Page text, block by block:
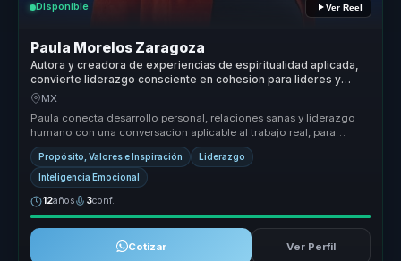
Disponible Ver Reel
Paula Morelos Zaragoza
Autora y creadora de experiencias de espiritualidad aplicada,
convierte liderazgo consciente en cohesion para lideres y
equipos.
MX
Paula conecta desarrollo personal, relaciones sanas y liderazgo
humano con una conversacion aplicable al trabajo real, para
equipos que n...
Propósito, Valores e Inspiración Liderazgo
Inteligencia Emocional
12años 3conf.
Cotizar Ver Perfil